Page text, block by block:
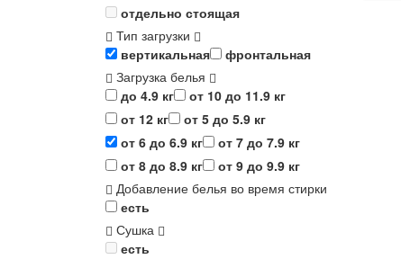
отдельно стоящая
Тип загрузки
вертикальная
фронтальная
Загрузка белья
до 4.9 кг
от 10 до 11.9 кг
от 12 кг
от 5 до 5.9 кг
от 6 до 6.9 кг
от 7 до 7.9 кг
от 8 до 8.9 кг
от 9 до 9.9 кг
Добавление белья во время стирки
есть
Сушка
есть